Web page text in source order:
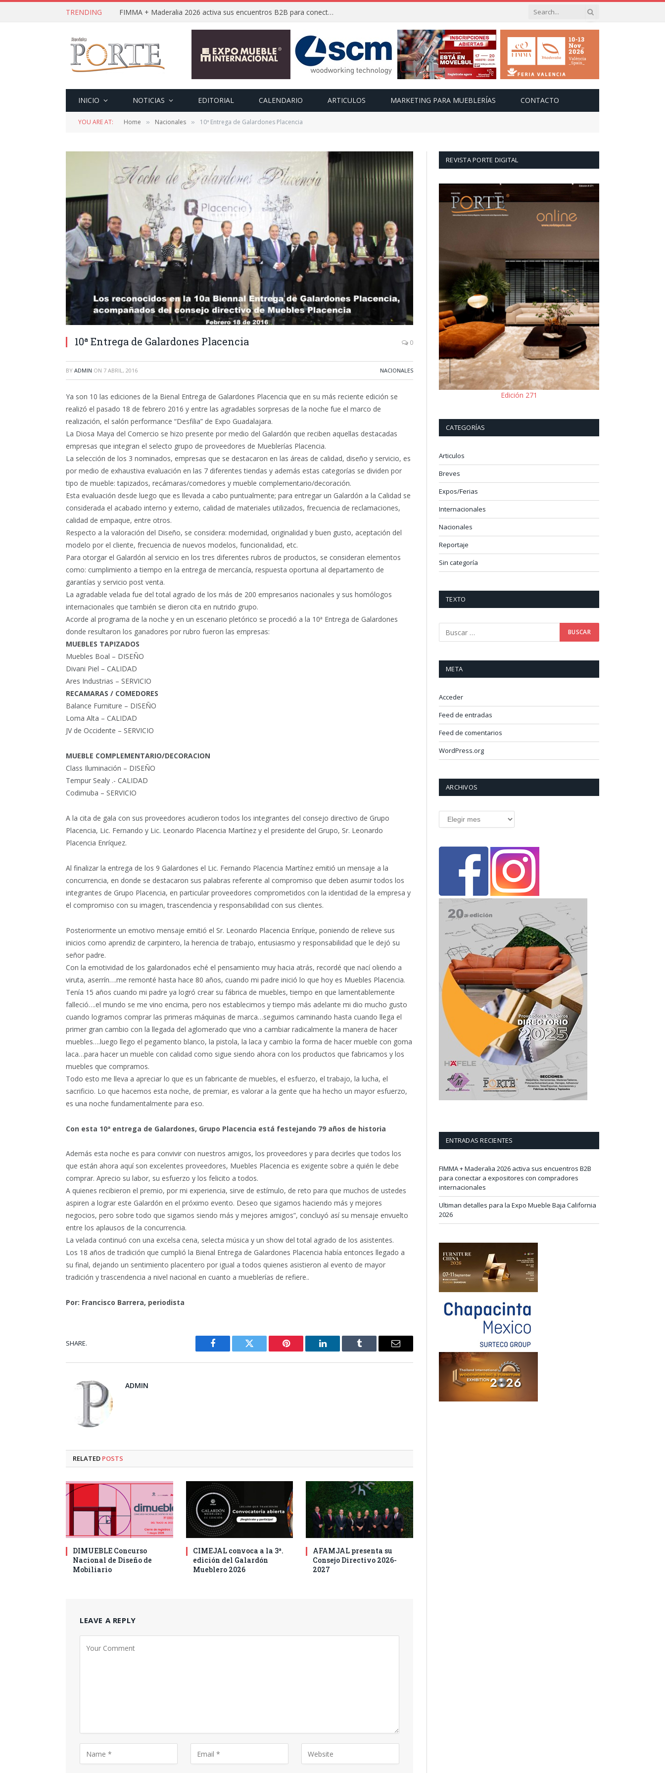
TRENDING FIMMA + Maderalia 2026 activa sus encuentros B2B para conectar a expositores con compradores internacionales
INICIO NOTICIAS EDITORIAL CALENDARIO ARTICULOS MARKETING PARA MUEBLERÍAS CONTACTO
YOU ARE AT: Home » Nacionales » 10ª Entrega de Galardones Placencia
10ª Entrega de Galardones Placencia 0
BY ADMIN ON 7 ABRIL, 2016 NACIONALES
Ya son 10 las ediciones de la Bienal Entrega de Galardones Placencia que en su más reciente edición se
realizó el pasado 18 de febrero 2016 y entre las agradables sorpresas de la noche fue el marco de
realización, el salón performance “Desfilia” de Expo Guadalajara.
La Diosa Maya del Comercio se hizo presente por medio del Galardón que reciben aquellas destacadas
empresas que integran el selecto grupo de proveedores de Mueblerías Placencia.
La selección de los 3 nominados, empresas que se destacaron en las áreas de calidad, diseño y servicio, es
por medio de exhaustiva evaluación en las 7 diferentes tiendas y además estas categorías se dividen por
tipo de mueble: tapizados, recámaras/comedores y mueble complementario/decoración.
Esta evaluación desde luego que es llevada a cabo puntualmente; para entregar un Galardón a la Calidad se
considerada el acabado interno y externo, calidad de materiales utilizados, frecuencia de reclamaciones,
calidad de empaque, entre otros.
Respecto a la valoración del Diseño, se considera: modernidad, originalidad y buen gusto, aceptación del
modelo por el cliente, frecuencia de nuevos modelos, funcionalidad, etc.
Para otorgar el Galardón al servicio en los tres diferentes rubros de productos, se consideran elementos
como: cumplimiento a tiempo en la entrega de mercancía, respuesta oportuna al departamento de
garantías y servicio post venta.
La agradable velada fue del total agrado de los más de 200 empresarios nacionales y sus homólogos
internacionales que también se dieron cita en nutrido grupo.
Acorde al programa de la noche y en un escenario pletórico se procedió a la 10ª Entrega de Galardones
donde resultaron los ganadores por rubro fueron las empresas:
MUEBLES TAPIZADOS
Muebles Boal – DISEÑO
Divani Piel – CALIDAD
Ares Industrias – SERVICIO
RECAMARAS / COMEDORES
Balance Furniture – DISEÑO
Loma Alta – CALIDAD
JV de Occidente – SERVICIO
MUEBLE COMPLEMENTARIO/DECORACION
Class Iluminación – DISEÑO
Tempur Sealy .- CALIDAD
Codimuba – SERVICIO
A la cita de gala con sus proveedores acudieron todos los integrantes del consejo directivo de Grupo
Placencia, Lic. Fernando y Lic. Leonardo Placencia Martínez y el presidente del Grupo, Sr. Leonardo
Placencia Enríquez.
Al finalizar la entrega de los 9 Galardones el Lic. Fernando Placencia Martínez emitió un mensaje a la
concurrencia, en donde se destacaron sus palabras referente al compromiso que deben asumir todos los
integrantes de Grupo Placencia, en particular proveedores comprometidos con la identidad de la empresa y
el compromiso con su imagen, trascendencia y responsabilidad con sus clientes.
Posteriormente un emotivo mensaje emitió el Sr. Leonardo Placencia Enríque, poniendo de relieve sus
inicios como aprendiz de carpintero, la herencia de trabajo, entusiasmo y responsabilidad que le dejó su
señor padre.
Con la emotividad de los galardonados eché el pensamiento muy hacia atrás, recordé que nací oliendo a
viruta, aserrín….me remonté hasta hace 80 años, cuando mi padre inició lo que hoy es Muebles Placencia.
Tenía 15 años cuando mi padre ya logró crear su fábrica de muebles, tiempo en que lamentablemente
falleció….el mundo se me vino encima, pero nos establecimos y tiempo más adelante mi dio mucho gusto
cuando logramos comprar las primeras máquinas de marca…seguimos caminando hasta cuando llega el
primer gran cambio con la llegada del aglomerado que vino a cambiar radicalmente la manera de hacer
muebles….luego llego el pegamento blanco, la pistola, la laca y cambio la forma de hacer mueble con goma
laca…para hacer un mueble con calidad como sigue siendo ahora con los productos que fabricamos y los
muebles que compramos.
Todo esto me lleva a apreciar lo que es un fabricante de muebles, el esfuerzo, el trabajo, la lucha, el
sacrificio. Lo que hacemos esta noche, de premiar, es valorar a la gente que ha hecho un mayor esfuerzo,
es una noche fundamentalmente para eso.
Con esta 10ª entrega de Galardones, Grupo Placencia está festejando 79 años de historia
Además esta noche es para convivir con nuestros amigos, los proveedores y para decirles que todos los
que están ahora aquí son excelentes proveedores, Muebles Placencia es exigente sobre a quién le debe
comprar. Aprecio su labor, su esfuerzo y los felicito a todos.
A quienes recibieron el premio, por mi experiencia, sirve de estímulo, de reto para que muchos de ustedes
aspiren a lograr este Galardón en el próximo evento. Deseo que sigamos haciendo más y mejores
negocios, pero sobre todo que sigamos siendo más y mejores amigos”, concluyó así su mensaje envuelto
entre los aplausos de la concurrencia.
La velada continuó con una excelsa cena, selecta música y un show del total agrado de los asistentes.
Los 18 años de tradición que cumplió la Bienal Entrega de Galardones Placencia había entonces llegado a
su final, dejando un sentimiento placentero por igual a todos quienes asistieron al evento de mayor
tradición y trascendencia a nivel nacional en cuanto a mueblerías de refiere..
Por: Francisco Barrera, periodista
SHARE.
Facebook Twitter Pinterest LinkedIn Tumblr Email
ADMIN
RELATED POSTS
DIMUEBLE Concurso
Nacional de Diseño de
Mobiliario
CIMEJAL convoca a la 3ª.
edición del Galardón
Mueblero 2026
AFAMJAL presenta su
Consejo Directivo 2026-
2027
LEAVE A REPLY
REVISTA PORTE DIGITAL
Edición 271
CATEGORÍAS
Articulos
Breves
Expos/Ferias
Internacionales
Nacionales
Reportaje
Sin categoría
TEXTO
META
Acceder
Feed de entradas
Feed de comentarios
WordPress.org
ARCHIVOS
Archivos
ENTRADAS RECIENTES
FIMMA + Maderalia 2026 activa sus encuentros B2B
para conectar a expositores con compradores
internacionales
Ultiman detalles para la Expo Mueble Baja California
2026